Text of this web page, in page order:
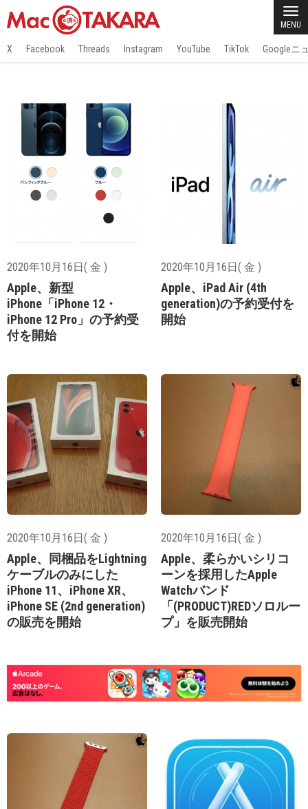
MENU
X Facebook Threads Instagram YouTube TikTok Googleニ
2020年10月16日( 金 )
Apple、新型
iPhone「iPhone 12・
iPhone 12 Pro」の予約受
付を開始
2020年10月16日( 金 )
Apple、iPad Air (4th
generation)の予約受付を
開始
2020年10月16日( 金 )
Apple、同梱品をLightning
ケーブルのみにした
iPhone 11、iPhone XR、
iPhone SE (2nd generation)
の販売を開始
2020年10月16日( 金 )
Apple、柔らかいシリコ
ーンを採用したApple
Watchバンド
「(PRODUCT)REDソロルー
プ」を販売開始